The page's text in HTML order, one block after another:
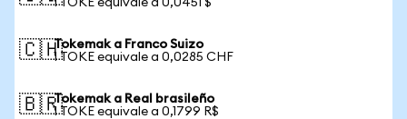
1 TOKE equivale a 0,0451 $
🇨🇭Tokemak a Franco Suizo
1 TOKE equivale a 0,0285 CHF
🇧🇷Tokemak a Real brasileño
1 TOKE equivale a 0,1799 R$